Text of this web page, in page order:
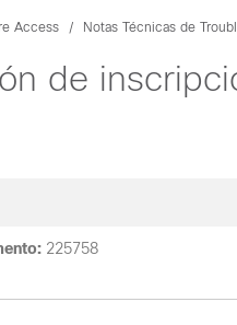
Access Notas Técnicas de
de
225758